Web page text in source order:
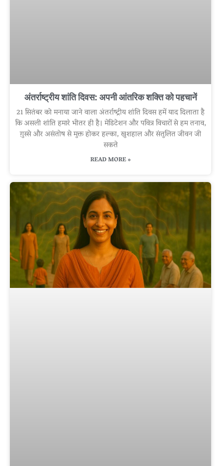
अंतर्राष्ट्रीय शांति दिवस: अपनी आंतरिक शक्ति को पहचानें
21 सितंबर को मनाया जाने वाला अंतर्राष्ट्रीय शांति दिवस हमें याद दिलाता है
कि असली शांति हमारे भीतर ही है। मेडिटेशन और पवित्र विचारों से हम तनाव,
ग़ुस्से और असंतोष से मुक्त होकर हल्का, खुशहाल और संतुलित जीवन जी
सकते
READ MORE »